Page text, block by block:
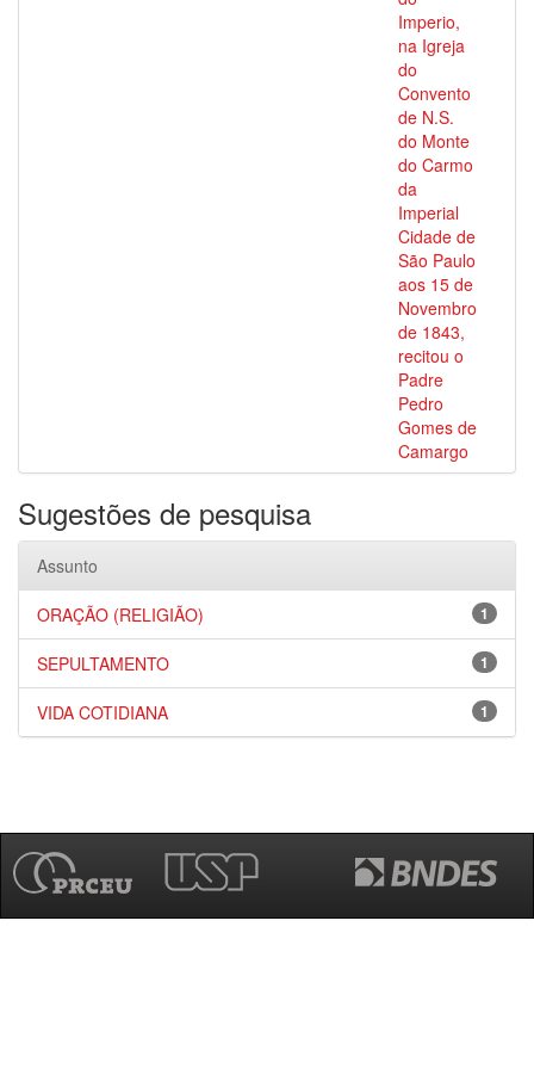
Imperio,
na Igreja
do
Convento
de N.S.
do Monte
do Carmo
da
Imperial
Cidade de
São Paulo
aos 15 de
Novembro
de 1843,
recitou o
Padre
Pedro
Gomes de
Camargo
Sugestões de pesquisa
Assunto
1
ORAÇÃO (RELIGIÃO)
1
SEPULTAMENTO
1
VIDA COTIDIANA